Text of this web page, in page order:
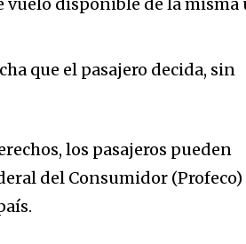
que el pasajero decida, sin
los pasajeros pueden
del Consumidor (Profeco)